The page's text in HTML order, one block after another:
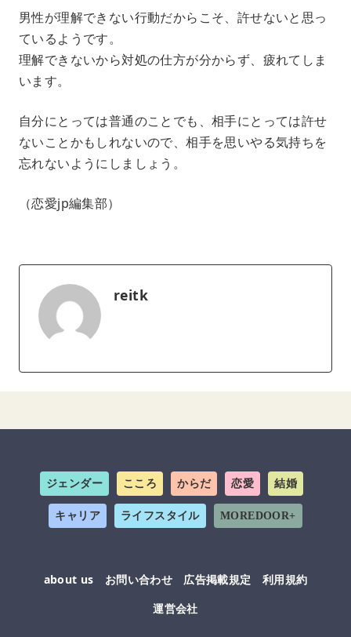
男性が理解できない行動だからこそ、許せないと思っ
ているようです。
理解できないから対処の仕方が分からず、疲れてしま
います。
自分にとっては普通のことでも、相手にとっては許せ
ないことかもしれないので、相手を思いやる気持ちを
忘れないようにしましょう。
（恋愛jp編集部）
reitk
ジェンダー こころ からだ 恋愛 結婚
キャリア ライフスタイル MOREDOOR+
about us お問い合わせ 広告掲載規定
利用規約
運営会社